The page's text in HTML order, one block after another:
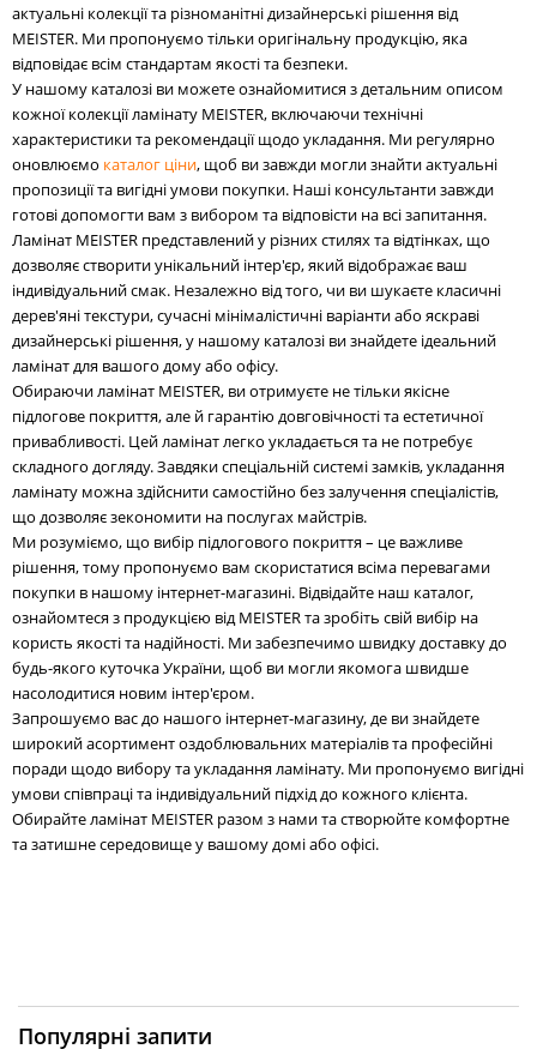
актуальні колекції та різноманітні дизайнерські рішення від
MEISTER. Ми пропонуємо тільки оригінальну продукцію, яка
відповідає всім стандартам якості та безпеки.
У нашому каталозі ви можете ознайомитися з детальним описом
кожної колекції ламінату MEISTER, включаючи технічні
характеристики та рекомендації щодо укладання. Ми регулярно
оновлюємо каталог ціни, щоб ви завжди могли знайти актуальні
пропозиції та вигідні умови покупки. Наші консультанти завжди
готові допомогти вам з вибором та відповісти на всі запитання.
Ламінат MEISTER представлений у різних стилях та відтінках, що
дозволяє створити унікальний інтер'єр, який відображає ваш
індивідуальний смак. Незалежно від того, чи ви шукаєте класичні
дерев'яні текстури, сучасні мінімалістичні варіанти або яскраві
дизайнерські рішення, у нашому каталозі ви знайдете ідеальний
ламінат для вашого дому або офісу.
Обираючи ламінат MEISTER, ви отримуєте не тільки якісне
підлогове покриття, але й гарантію довговічності та естетичної
привабливості. Цей ламінат легко укладається та не потребує
складного догляду. Завдяки спеціальній системі замків, укладання
ламінату можна здійснити самостійно без залучення спеціалістів,
що дозволяє зекономити на послугах майстрів.
Ми розуміємо, що вибір підлогового покриття – це важливе
рішення, тому пропонуємо вам скористатися всіма перевагами
покупки в нашому інтернет-магазині. Відвідайте наш каталог,
ознайомтеся з продукцією від MEISTER та зробіть свій вибір на
користь якості та надійності. Ми забезпечимо швидку доставку до
будь-якого куточка України, щоб ви могли якомога швидше
насолодитися новим інтер'єром.
Запрошуємо вас до нашого інтернет-магазину, де ви знайдете
широкий асортимент оздоблювальних матеріалів та професійні
поради щодо вибору та укладання ламінату. Ми пропонуємо вигідні
умови співпраці та індивідуальний підхід до кожного клієнта.
Обирайте ламінат MEISTER разом з нами та створюйте комфортне
та затишне середовище у вашому домі або офісі.
Популярні запити